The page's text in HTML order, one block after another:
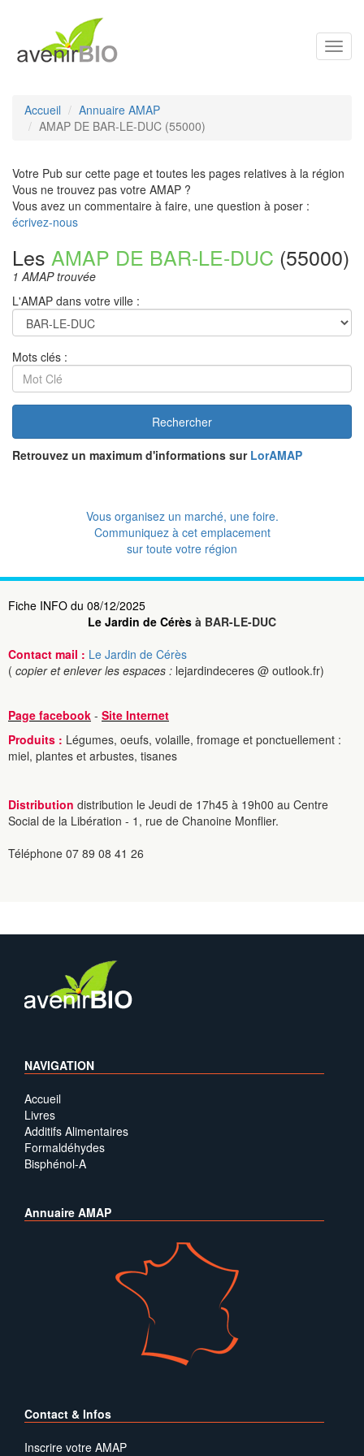
Accueil
Annuaire AMAP
AMAP DE BAR-LE-DUC (55000)
Votre Pub sur cette page et toutes les pages relatives à la région
Vous ne trouvez pas votre AMAP ?
Vous avez un commentaire à faire, une question à poser :
écrivez-nous
Les AMAP DE BAR-LE-DUC (55000)
1 AMAP trouvée
L'AMAP dans votre ville :
Mots clés :
Rechercher
Retrouvez un maximum d'informations sur LorAMAP
Vous organisez un marché, une foire.
Communiquez à cet emplacement
sur toute votre région
Fiche INFO du 08/12/2025
Le Jardin de Cérès à BAR-LE-DUC
Contact mail : Le Jardin de Cérès
( copier et enlever les espaces : lejardindeceres @ outlook.fr)
Page facebook - Site Internet
Produits : Légumes, oeufs, volaille, fromage et ponctuellement :
miel, plantes et arbustes, tisanes
Distribution distribution le Jeudi de 17h45 à 19h00 au Centre
Social de la Libération - 1, rue de Chanoine Monflier.
Téléphone 07 89 08 41 26
NAVIGATION
Accueil
Livres
Additifs Alimentaires
Formaldéhydes
Bisphénol-A
Annuaire AMAP
Contact & Infos
Inscrire votre AMAP